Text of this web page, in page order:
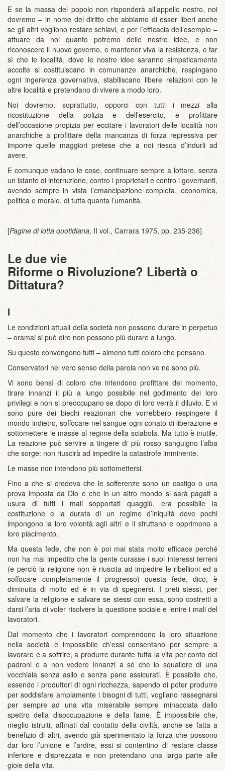
E se la massa del popolo non risponderà all’appello nostro, noi
dovremo – in nome del diritto che abbiamo di esser liberi anche
se gli altri vogliono restare schiavi, e per l’efficacia dell’esempio –
attuare da noi quanto potremo delle nostre idee, e non
riconoscere il nuovo governo, e mantener viva la resistenza, e far
sì che le località, dove le nostre idee saranno simpaticamente
accolte si costituiscano in comunanze anarchiche, respingano
ogni ingerenza governativa, stabiliscano libere relazioni con le
altre località e pretendano di vivere a modo loro.
Noi dovremo, soprattutto, opporci con tutti i mezzi alla
ricostituzione della polizia e dell’esercito, e profittare
dell’occasione propizia per eccitare i lavoratori delle località non
anarchiche a profittare della mancanza di forza repressiva per
imporre quelle maggiori pretese che a noi riesca d’indurli ad
avere.
E comunque vadano le cose, continuare sempre a lottare, senza
un istante di interruzione, contro i proprietari e contro i governanti,
avendo sempre in vista l’emancipazione completa, economica,
politica e morale, di tutta quanta l’umanità.
[Pagine di lotta quotidiana, II vol., Carrara 1975, pp. 235-236]
Le due vie
Riforme o Rivoluzione? Libertà o
Dittatura?
I
Le condizioni attuali della società non possono durare in perpetuo
– oramai si può dire non possono più durare a lungo.
Su questo convengono tutti – almeno tutti coloro che pensano.
Conservatori nel vero senso della parola non ve ne sono più.
Vi sono bensì di coloro che intendono profittare del momento,
tirare innanzi il più a lungo possibile nel godimento dei loro
privilegi e non si preoccupano se dopo di loro verrà il diluvio. E vi
sono pure dei biechi reazionari che vorrebbero respingere il
mondo indietro, soffocare nel sangue ogni conato di liberazione e
sottomettere le masse al regime della sciabola. Ma tutto è inutile.
La reazione può servire a tingere di più rosso sanguigno l’alba
che sorge: non riuscirà ad impedire la catastrofe imminente.
Le masse non intendono più sottomettersi.
Fino a che si credeva che le sofferenze sono un castigo o una
prova imposta da Dio e che in un altro mondo si sarà pagati a
usura di tutti i mali sopportati quaggiù, era possibile la
costituzione e la durata di un regime d’iniquità dove pochi
impongono la loro volontà agli altri e li sfruttano e opprimono a
loro piacimento.
Ma questa fede, che non è poi mai stata molto efficace perché
non ha mai impedito che la gente curasse i suoi interessi terreni
(e perciò la religione non è riuscita ad impedire le ribellioni ed a
soffocare completamente il progresso) questa fede, dico, è
diminuita di molto ed è in via di spegnersi. I preti stessi, per
salvare la religione e salvare se stessi con essa, sono costretti a
darsi l’aria di voler risolvere la questione sociale e lenire i mali del
lavoratori.
Dal momento che i lavoratori comprendono la loro situazione
nella società è impossibile ch’essi consentano per sempre a
lavorare e a soffrire, a produrre durante tutta la vita per conto dei
padroni e a non vedere innanzi a sé che lo squallore di una
vecchiaia senza asilo e senza pane assicurati. È possibile che,
essendo i produttori di ogni ricchezza, sapendo di poter produrre
per soddisfare ampiamente i bisogni di tutti, vogliano rassegnarsi
per sempre ad una vita miserabile sempre minacciata dallo
spettro della disoccupazione e della fame. È impossibile che,
meglio istruiti, affinati dal contatto della civiltà, anche se fatta a
benefizio di altri, avendo già sperimentato la forza che possono
dar loro l’unione e l’ardire, essi si contentino di restare classe
inferiore e disprezzata e non pretendano una larga parte alle
gioie della vita.